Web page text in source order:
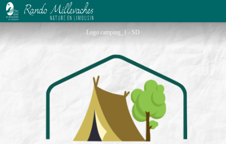
Camping de la Vézénie
Logo camping_1 - SD